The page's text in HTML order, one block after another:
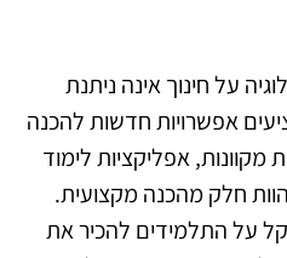
על חינוך אינה ניתנת
אפשרויות חדשות להכנה
מקוונות, אפליקציות לימוד
חלק מהכנה מקצועית.
על התלמידים להכיר את